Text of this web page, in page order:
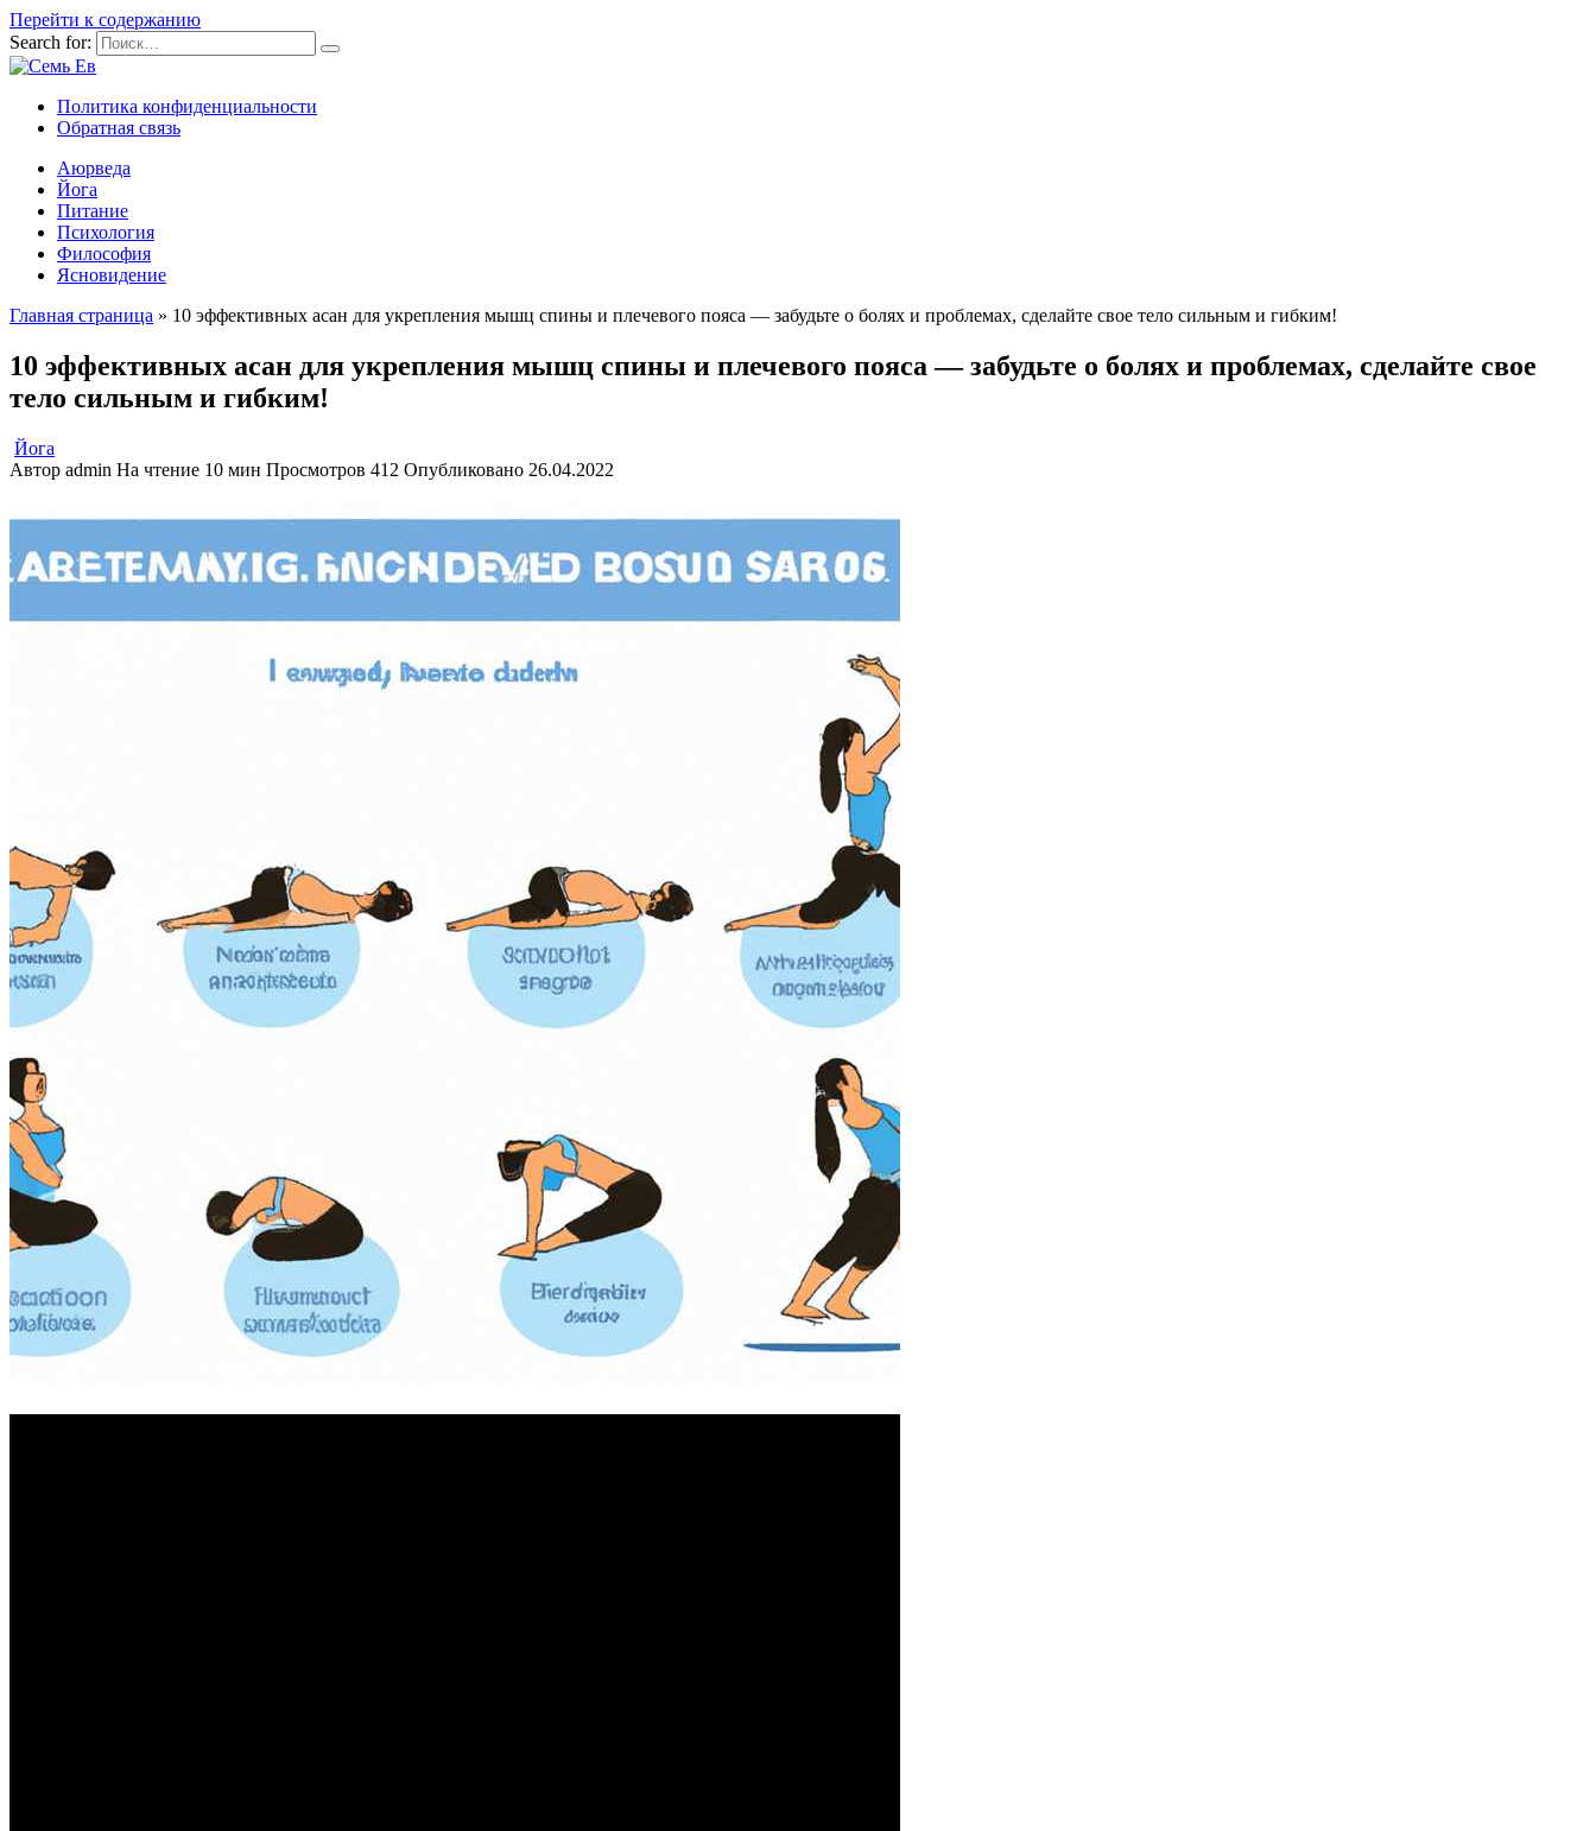
Перейти к содержанию
Search for:
Политика конфиденциальности
Обратная связь
Аюрведа
Йога
Питание
Психология
Философия
Ясновидение
Главная страница » 10 эффективных асан для укрепления мышц спины и плечевого пояса — забудьте о болях и проблемах, сделайте свое тело сильным и гибким!
10 эффективных асан для укрепления мышц спины и плечевого пояса — забудьте о болях и проблемах, сделайте свое
тело сильным и гибким!
Йога
Автор admin На чтение 10 мин Просмотров 412 Опубликовано 26.04.2022